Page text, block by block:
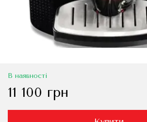
В наявності
11 100 грн